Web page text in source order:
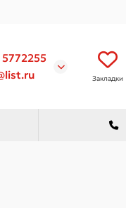
5772255
Закладки